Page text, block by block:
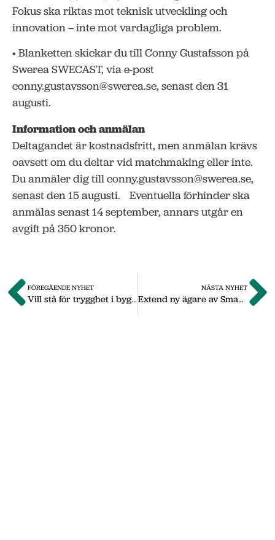
Fokus ska riktas mot teknisk utveckling och
innovation – inte mot vardagliga problem.
• Blanketten skickar du till Conny Gustafsson på
Swerea SWECAST, via e-post
conny.gustavsson@swerea.se, senast den 31
augusti.
Information och anmälan
Deltagandet är kostnadsfritt, men anmälan krävs
oavsett om du deltar vid matchmaking eller inte.
Du anmäler dig till conny.gustavsson@swerea.se,
senast den 15 augusti. Eventuella förhinder ska
anmälas senast 14 september, annars utgår en
avgift på 350 kronor.
FÖREGÅENDE NYHET
Vill stå för trygghet i byggbranschen
NÄSTA NYHET
Extend ny ägare av Smartwork